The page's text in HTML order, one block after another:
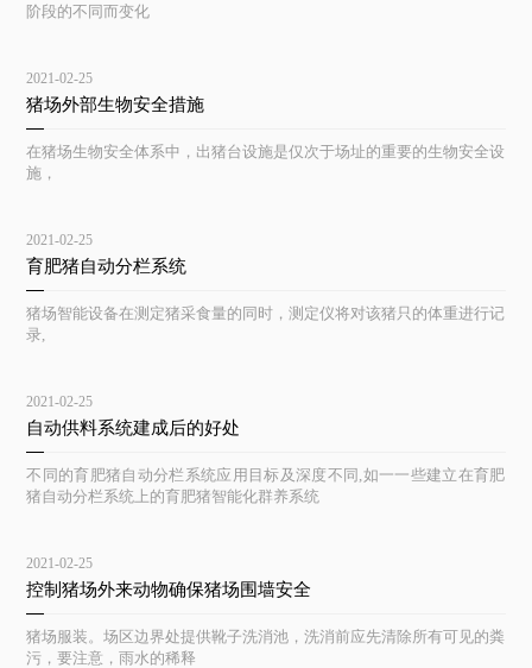
阶段的不同而变化
2021-02-25
猪场外部生物安全措施
在猪场生物安全体系中，出猪台设施是仅次于场址的重要的生物安全设
施，
2021-02-25
育肥猪自动分栏系统
猪场智能设备在测定猪采食量的同时，测定仪将对该猪只的体重进行记
录,
2021-02-25
自动供料系统建成后的好处
不同的育肥猪自动分栏系统应用目标及深度不同,如一一些建立在育肥
猪自动分栏系统上的育肥猪智能化群养系统
2021-02-25
控制猪场外来动物确保猪场围墙安全
猪场服装。场区边界处提供靴子洗消池，洗消前应先清除所有可见的粪
污，要注意，雨水的稀释